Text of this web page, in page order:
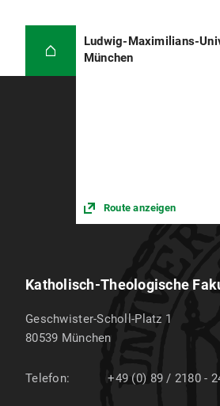
Ludwig-Maximilians-
München
Route anzeigen
Katholisch-Theologische
Geschwister-Scholl-Platz 1
80539 München
Telefon: +49 (0) 89 / 2180 -